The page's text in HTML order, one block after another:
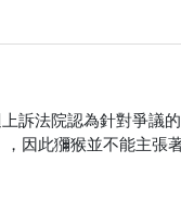
上訴法院認為針對爭
因此獼猴並不能主張